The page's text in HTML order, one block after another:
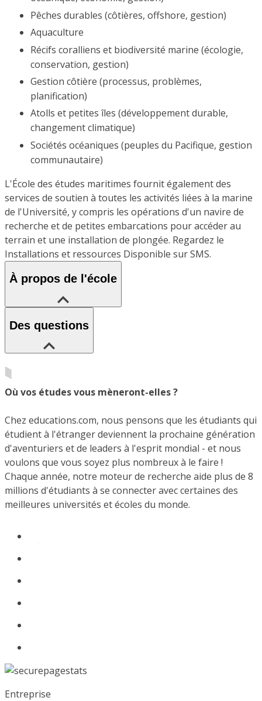
Pêches durables (côtières, offshore, gestion)
Aquaculture
Récifs coralliens et biodiversité marine (écologie,
conservation, gestion)
Gestion côtière (processus, problèmes,
planification)
Atolls et petites îles (développement durable,
changement climatique)
Sociétés océaniques (peuples du Pacifique, gestion
communautaire)
L'École des études maritimes fournit également des
services de soutien à toutes les activités liées à la marine
de l'Université, y compris les opérations d'un navire de
recherche et de petites embarcations pour accéder au
terrain et une installation de plongée. Regardez le
Installations et ressources Disponible sur SMS.
À propos de l'école
Des questions
Où vos études vous mèneront-elles ?
Chez educations.com, nous pensons que les étudiants qui
étudient à l'étranger deviennent la prochaine génération
d'aventuriers et de leaders à l'esprit mondial - et nous
voulons que vous soyez plus nombreux à le faire !
Chaque année, notre moteur de recherche aide plus de 8
millions d'étudiants à se connecter avec certaines des
meilleures universités et écoles du monde.
Entreprise